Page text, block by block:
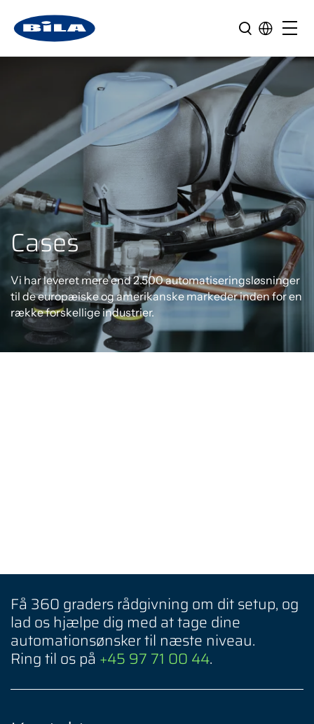
Cases
Vi har leveret mere end 2.500 automatiseringsløsninger
til de europæiske og amerikanske markeder inden for en
række forskellige industrier.
Få 360 graders rådgivning om dit setup, og
lad os hjælpe dig med at tage dine
automationsønsker til næste niveau.
Ring til os på +45 97 71 00 44.